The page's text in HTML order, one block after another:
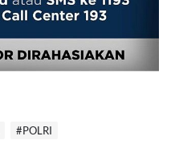
#POLRI